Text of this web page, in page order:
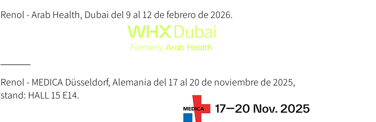
Renol - Arab Health, Dubai del 9 al 12 de febrero de 2026.
Renol - MEDICA Düsseldorf, Alemania del 17 al 20 de noviembre de 2025,
stand: HALL 15 E14.